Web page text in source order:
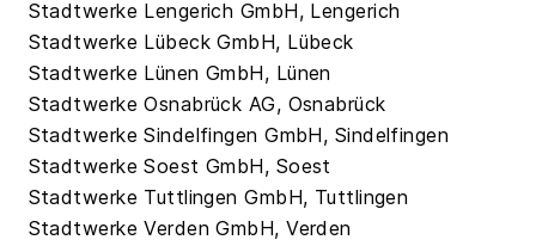
Stadtwerke Lengerich GmbH, Lengerich
Stadtwerke Lübeck GmbH, Lübeck
Stadtwerke Lünen GmbH, Lünen
Stadtwerke Osnabrück AG, Osnabrück
Stadtwerke Sindelfingen GmbH, Sindelfingen
Stadtwerke Soest GmbH, Soest
Stadtwerke Tuttlingen GmbH, Tuttlingen
Stadtwerke Verden GmbH, Verden